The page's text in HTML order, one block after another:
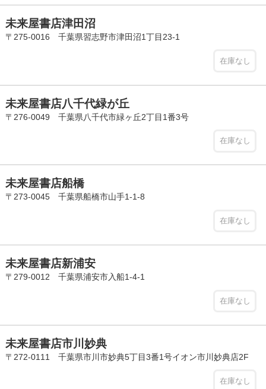
未来屋書店津田沼
〒275-0016 千葉県習志野市津田沼1丁目23-1
在庫なし
未来屋書店八千代緑が丘
〒276-0049 千葉県八千代市緑ヶ丘2丁目1番3号
在庫なし
未来屋書店船橋
〒273-0045 千葉県船橋市山手1-1-8
在庫なし
未来屋書店新浦安
〒279-0012 千葉県浦安市入船1-4-1
在庫なし
未来屋書店市川妙典
〒272-0111 千葉県市川市妙典5丁目3番1号イオン市川妙典店2F
在庫なし